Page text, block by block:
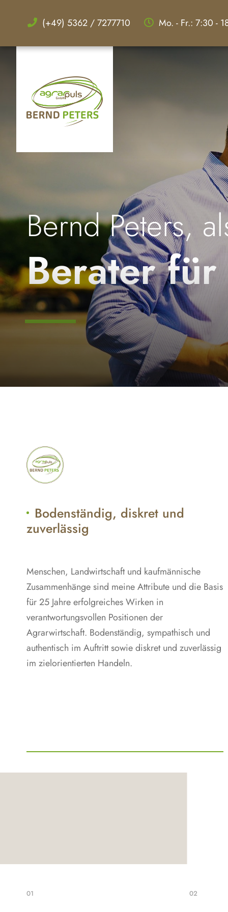
(+49) 5362 / 7277710 Mo. - Fr.: 7:30 -
Berater für
Bernd Peters,
Bodenständig, diskret und
zuverlässig
Menschen, Landwirtschaft und kaufmännische
Zusammenhänge sind meine Attribute und die Basis
für 25 Jahre erfolgreiches Wirken in
verantwortungsvollen Positionen der
Agrarwirtschaft. Bodenständig, sympathisch und
authentisch im Auftritt sowie diskret und zuverlässig
im zielorientierten Handeln.
01 02